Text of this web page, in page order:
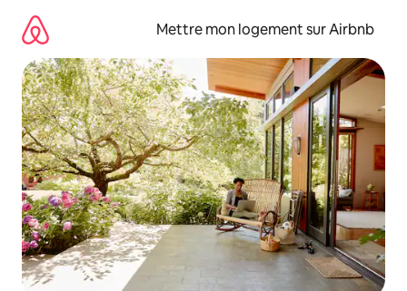
directement
contenu
Mettre mon logement sur Airbnb